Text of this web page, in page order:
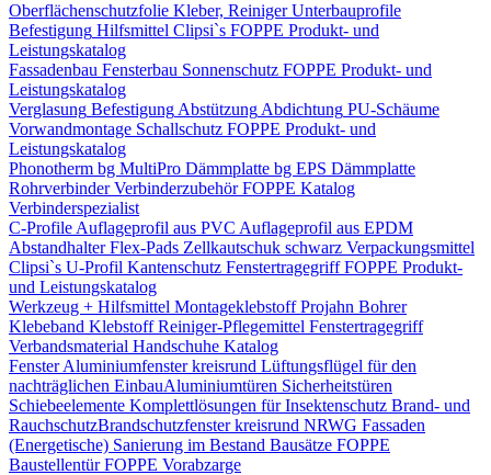
Oberflächenschutzfolie Kleber, Reiniger Unterbauprofile
Befestigung Hilfsmittel Clipsi`s FOPPE Produkt- und
Leistungskatalog
Fassadenbau Fensterbau Sonnenschutz FOPPE Produkt- und
Leistungskatalog
Verglasung Befestigung Abstützung Abdichtung PU-Schäume
Vorwandmontage Schallschutz FOPPE Produkt- und
Leistungskatalog
Phonotherm bg MultiPro Dämmplatte bg EPS Dämmplatte
Rohrverbinder Verbinderzubehör FOPPE Katalog
Verbinderspezialist
C-Profile Auflageprofil aus PVC Auflageprofil aus EPDM
Abstandhalter Flex-Pads Zellkautschuk schwarz Verpackungsmittel
Clipsi`s U-Profil Kantenschutz Fenstertragegriff FOPPE Produkt-
und Leistungskatalog
Werkzeug + Hilfsmittel Montageklebstoff Projahn Bohrer
Klebeband Klebstoff Reiniger-Pflegemittel Fenstertragegriff
Verbandsmaterial Handschuhe Katalog
Fenster Aluminiumfenster kreisrund Lüftungsflügel für den
nachträglichen Einbau​Aluminiumtüren Sicherheitstüren
Schiebeelemente Komplettlösungen für Insektenschutz Brand- und
Rauchschutz​Brandschutzfenster kreisrund NRWG Fassaden
(Energetische) Sanierung im Bestand Bausätze FOPPE
Baustellentür FOPPE Vorabzarge